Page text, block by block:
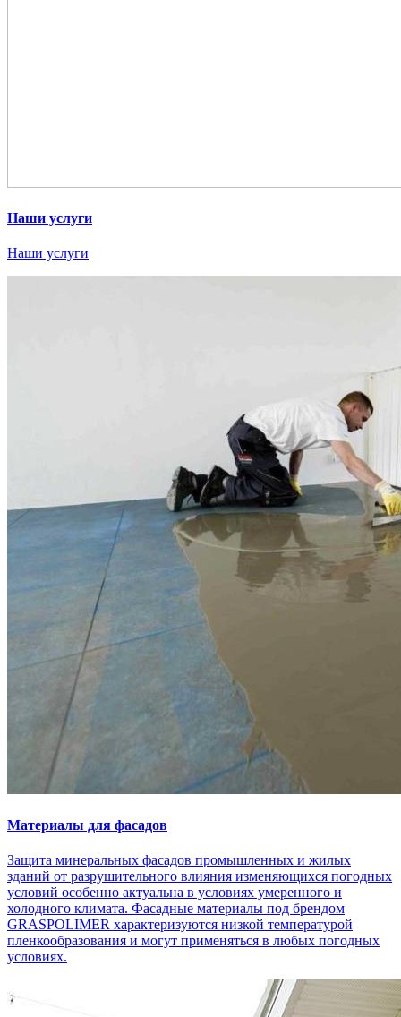
Наши услуги
Наши услуги
Материалы для фасадов
Защита минеральных фасадов промышленных и жилых
зданий от разрушительного влияния изменяющихся погодных
условий особенно актуальна в условиях умеренного и
холодного климата. Фасадные материалы под брендом
GRASPOLIMER характеризуются низкой температурой
пленкообразования и могут применяться в любых погодных
условиях.